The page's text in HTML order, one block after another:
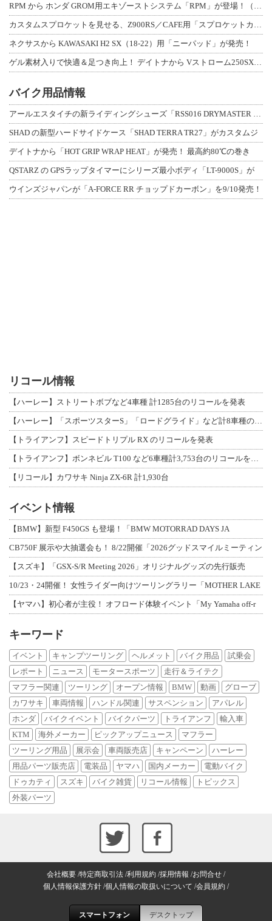
ネクサスから KAWASAKI H2 SX（18-22）用「ニーパッド」が発売！
バイク用品情報
SHAD の新型ハードサイドケース「SHAD TERRA TR27」がカスタムジ
デイトナから「HOT GRIP WRAP HEAT」が発売！ 最高約80℃の巻き
QSTARZ の GPSラップタイマーにシリーズ最小ボディ「LT-9000S」が
ウインズジャパンが「A-FORCE RR チョップドカーボン」を9/10発売！
リコール情報
【ハーレー】ストリートボブなど4車種 計1285台のリコールを発表
【トライアンフ】スピードトリプル RX のリコールを発表
【リコール】カワサキ Ninja ZX-6R 計1,930台
イベント情報
【BMW】新型 F450GS も登場！「BMW MOTORRAD DAYS JA
CB750F 展示や大抽選会も！ 8/22開催「2026グッドスマイルミーティン
【スズキ】「GSX-S/R Meeting 2026」オリジナルグッズの先行販売
10/23・24開催！ 女性ライダー向けツーリングラリー「MOTHER LAKE
【ヤマハ】初心者が主役！ オフロード体験イベント「My Yamaha off-r
キーワード
イベント キャンプツーリング ヘルメット バイク用品
試乗会
レポート
ニュース モータースポーツ
走行＆ライテク
マフラー関連
ツーリング オープン情報 BMW 動画
グローブ
カワサキ
車両情報 ハンドル関連 サスペンション
アパレル
ホンダ
バイクイベント バイクパーツ トライアンフ
輸入車
KTM
海外メーカー ピックアップニュース
マフラー
ツーリング用品
展示会 車両販売店 キャンペーン
ハーレー
用品パーツ販売店
電装品 ヤマハ 国内メーカー
電動バイク
ドゥカティ
スズキ バイク雑貨 リコール情報
トピックス
外装パーツ
会社概要 特定商取引法 利用規約 採用情報 お問合せ
個人情報保護方針 個人情報の取扱いについて 会員規約
スマートフォン デスクトップ